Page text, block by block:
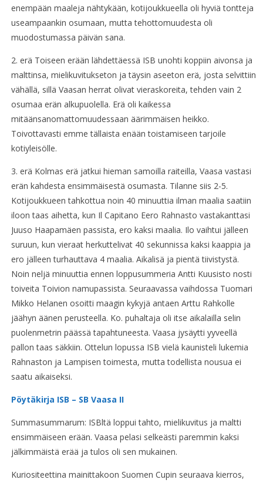
enempään maaleja nähtykään, kotijoukkueella oli hyviä tontteja
useampaankin osumaan, mutta tehottomuudesta oli
muodostumassa päivän sana.
2. erä Toiseen erään lähdettäessä ISB unohti koppiin aivonsa ja
malttinsa, mielikuvitukseton ja täysin aseeton erä, josta selvittiin
vähällä, sillä Vaasan herrat olivat vieraskoreita, tehden vain 2
osumaa erän alkupuolella. Erä oli kaikessa
mitäänsanomattomuudessaan äärimmäisen heikko.
Toivottavasti emme tällaista enään toistamiseen tarjoile
kotiyleisölle.
3. erä Kolmas erä jatkui hieman samoilla raiteilla, Vaasa vastasi
erän kahdesta ensimmäisestä osumasta. Tilanne siis 2-5.
Kotijoukkueen tahkottua noin 40 minuuttia ilman maalia saatiin
iloon taas aihetta, kun Il Capitano Eero Rahnasto vastakanttasi
Juuso Haapamäen passista, ero kaksi maalia. Ilo vaihtui jälleen
suruun, kun vieraat herkuttelivat 40 sekunnissa kaksi kaappia ja
ero jälleen turhauttava 4 maalia. Aikalisä ja pientä tiivistystä.
Noin neljä minuuttia ennen loppusummeria Antti Kuusisto nosti
toiveita Toivion namupassista. Seuraavassa vaihdossa Tuomari
Mikko Helanen osoitti maagin kykyjä antaen Arttu Rahkolle
jäähyn äänen perusteella. Ko. puhaltaja oli itse aikalailla selin
puolenmetrin päässä tapahtuneesta. Vaasa jysäytti yyveellä
pallon taas säkkiin. Ottelun lopussa ISB vielä kaunisteli lukemia
Rahnaston ja Lampisen toimesta, mutta todellista nousua ei
saatu aikaiseksi.
Pöytäkirja ISB – SB Vaasa II
Summasummarum: ISBltä loppui tahto, mielikuvitus ja maltti
ensimmäiseen erään. Vaasa pelasi selkeästi paremmin kaksi
jälkimmäistä erää ja tulos oli sen mukainen.
Kuriositeettina mainittakoon Suomen Cupin seuraava kierros,